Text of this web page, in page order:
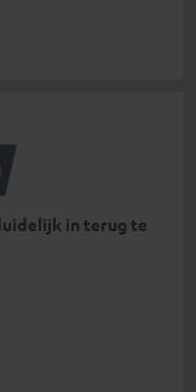
in terug te